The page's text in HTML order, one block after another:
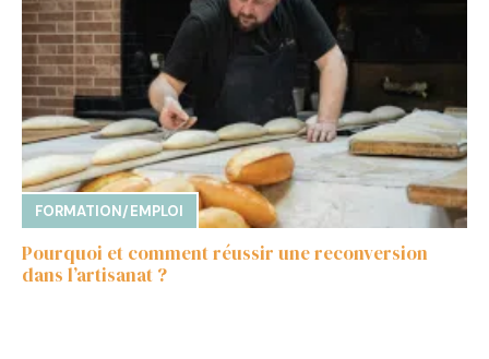
FORMATION/EMPLOI
Pourquoi et comment réussir une reconversion
dans l’artisanat ?